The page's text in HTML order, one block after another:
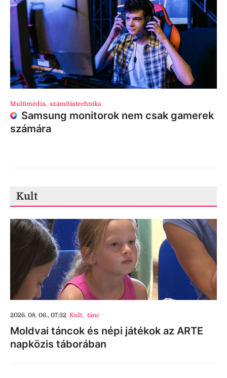
Multimédia, számítástechnika
Samsung monitorok nem csak gamerek
számára
Kult
2026. 08. 06., 07:32 Kult, tánc
Moldvai táncok és népi játékok az ARTE
napközis táborában